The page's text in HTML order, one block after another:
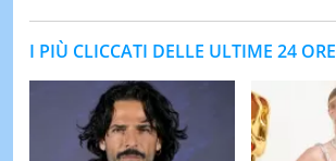
I PIÙ CLICCATI DELLE ULTIME 24 ORE